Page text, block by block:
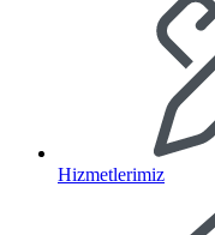
Hizmetlerimiz